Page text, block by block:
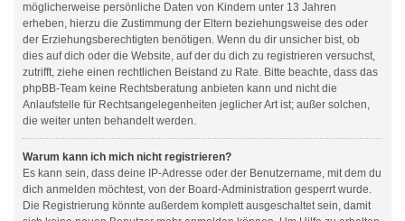
möglicherweise persönliche Daten von Kindern unter 13 Jahren
erheben, hierzu die Zustimmung der Eltern beziehungsweise des oder
der Erziehungsberechtigten benötigen. Wenn du dir unsicher bist, ob
dies auf dich oder die Website, auf der du dich zu registrieren versuchst,
zutrifft, ziehe einen rechtlichen Beistand zu Rate. Bitte beachte, dass das
phpBB-Team keine Rechtsberatung anbieten kann und nicht die
Anlaufstelle für Rechtsangelegenheiten jeglicher Art ist; außer solchen,
die weiter unten behandelt werden.
Warum kann ich mich nicht registrieren?
Es kann sein, dass deine IP-Adresse oder der Benutzername, mit dem du
dich anmelden möchtest, von der Board-Administration gesperrt wurde.
Die Registrierung könnte außerdem komplett ausgeschaltet sein, damit